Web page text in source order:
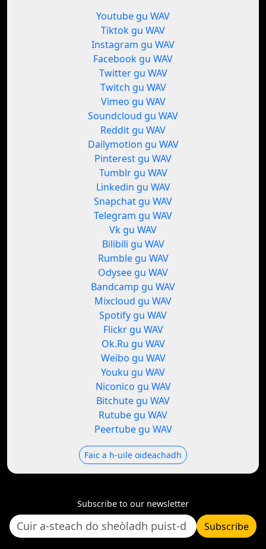
Youtube gu WAV
Tiktok gu WAV
Instagram gu WAV
Facebook gu WAV
Twitter gu WAV
Twitch gu WAV
Vimeo gu WAV
Soundcloud gu WAV
Reddit gu WAV
Dailymotion gu WAV
Pinterest gu WAV
Tumblr gu WAV
Linkedin gu WAV
Snapchat gu WAV
Telegram gu WAV
Vk gu WAV
Bilibili gu WAV
Rumble gu WAV
Odysee gu WAV
Bandcamp gu WAV
Mixcloud gu WAV
Spotify gu WAV
Flickr gu WAV
Ok.Ru gu WAV
Weibo gu WAV
Youku gu WAV
Niconico gu WAV
Bitchute gu WAV
Rutube gu WAV
Peertube gu WAV
Faic a h-uile oideachadh
Subscribe to our newsletter
Subscribe